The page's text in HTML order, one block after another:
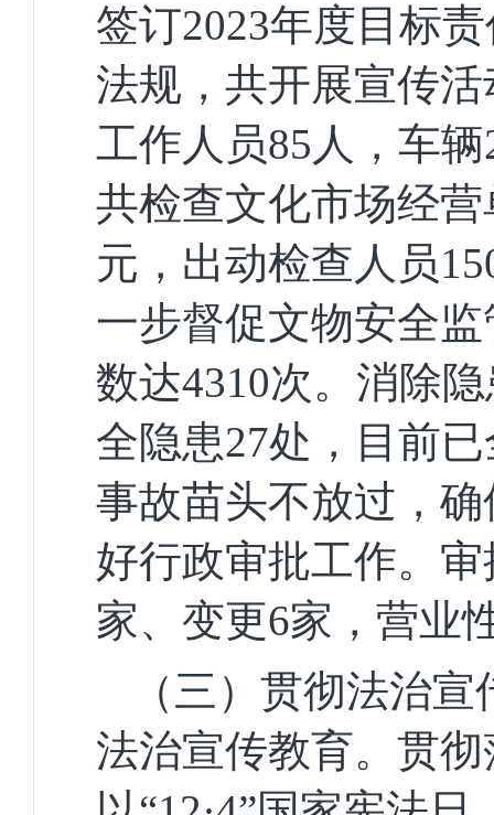
签订2023年度目标
法规，共开展宣传活
工作人员85 人，车辆
共检查文化市场经营
元，出动检查人员
一步督促文物安全
数达4310次。 消除
全隐患27处，目前
事故苗头不放过，
好行政审批工作。 审
家、变更6家，营业
（三）贯彻法治宣
法治宣传教育。 贯彻